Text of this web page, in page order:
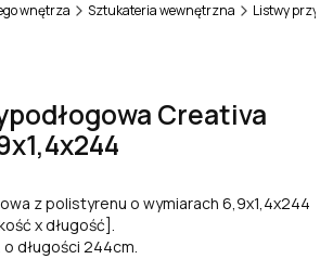
wnętrza Sztukateria wewnętrzna Listwy
Creativa
z polistyrenu o wymiarach 6,9x1,4x244
x długość].
długości 244cm.